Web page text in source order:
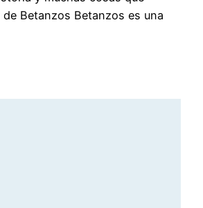
Betanzos Betanzos es una